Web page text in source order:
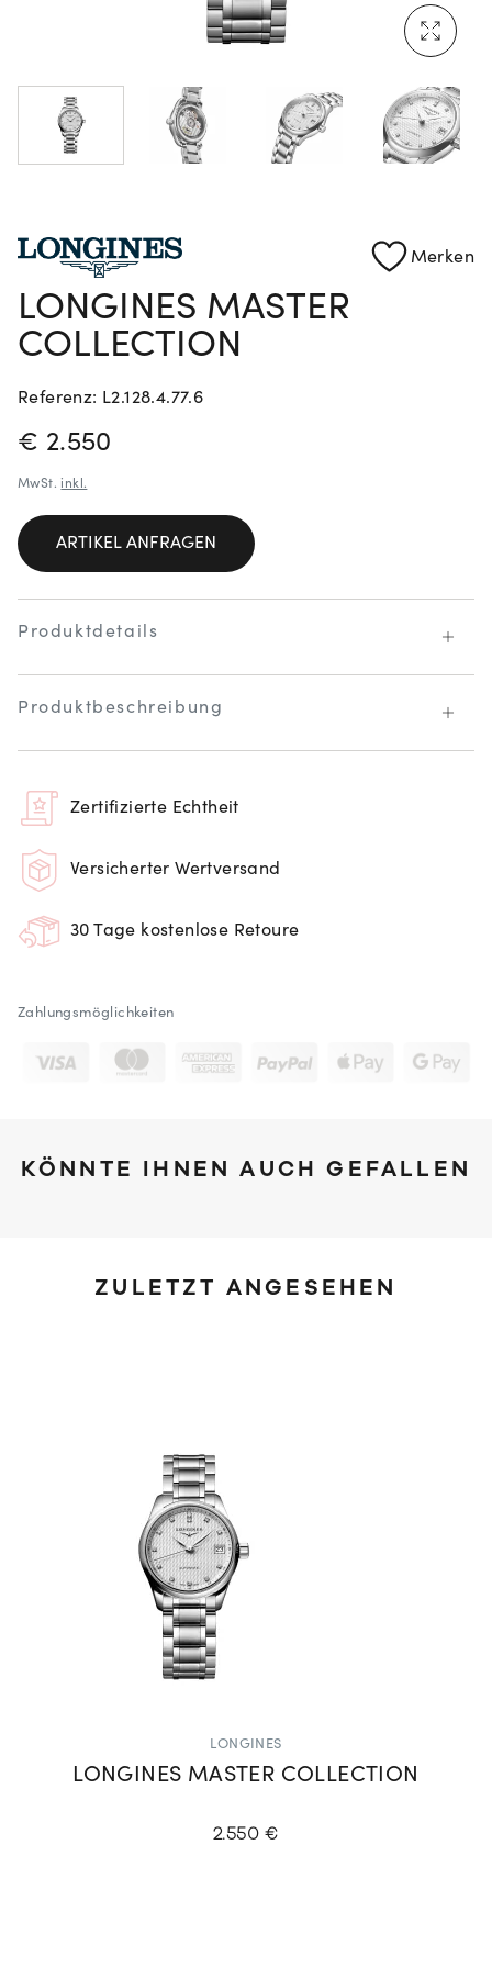
Rolex Certified Pre-Owned entdecken
Merken
LONGINES MASTER
COLLECTION
Referenz: L2.128.4.77.6
PREISINFORMATIONEN
€ 2.550
MwSt. inkl.
ARTIKEL ANFRAGEN
Produktdetails
Produktbeschreibung
Zertifizierte Echtheit
Versicherter Wertversand
30 Tage kostenlose Retoure
Zahlungsmöglichkeiten
KÖNNTE IHNEN AUCH GEFALLEN
ZULETZT ANGESEHEN
LONGINES
LONGINES MASTER COLLECTION
2.550 €